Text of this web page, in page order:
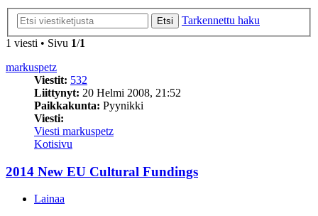
Etsi
Tarkennettu haku
1 viesti • Sivu 1/1
markuspetz
Viestit: 532
Liittynyt: 20 Helmi 2008, 21:52
Paikkakunta: Pyynikki
Viesti:
Viesti markuspetz
Kotisivu
2014 New EU Cultural Fundings
Lainaa